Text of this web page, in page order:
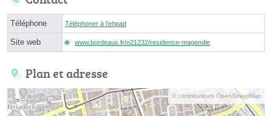
Téléphone Téléphoner à l'ehpad
Site web www.bordeaux.fr/o21232/residence-magendie
Plan et adresse
© contributeurs OpenStreetMap